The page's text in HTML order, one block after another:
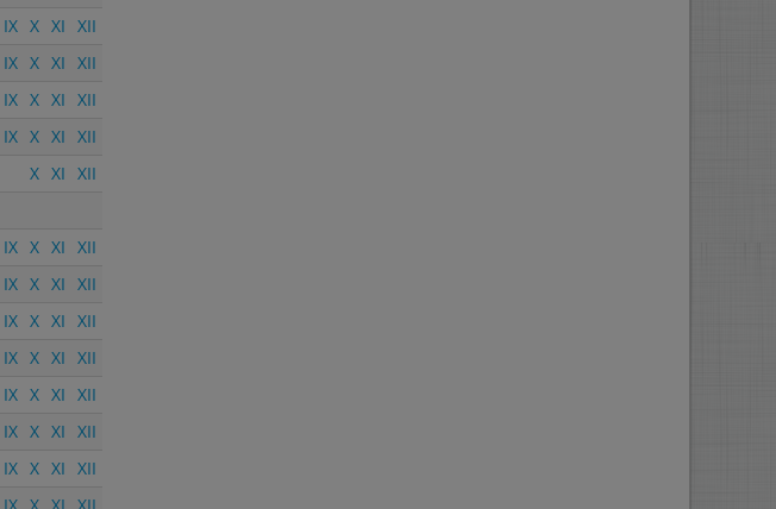
IX X XI XII
IX X XI XII
IX X XI XII
IX X XI XII
X XI XII
IX X XI XII
IX X XI XII
IX X XI XII
IX X XI XII
IX X XI XII
IX X XI XII
IX X XI XII